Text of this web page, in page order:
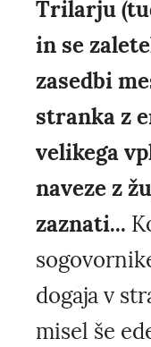
Trilarju
in se
zasedbi
stranka z
velikega
naveze z
zaznati...
dogaja v
misel še